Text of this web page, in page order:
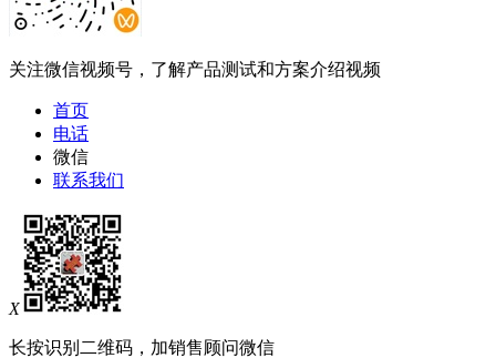
关注微信视频号，了解产品测试和方案介绍视频
首页
电话
微信
联系我们
X
长按识别二维码，加销售顾问微信